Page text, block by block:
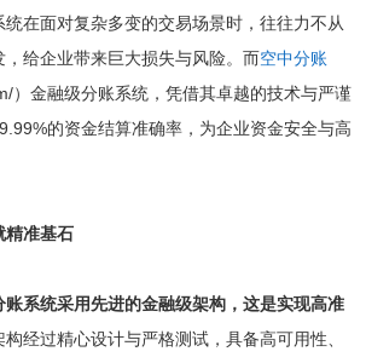
在面对复杂多变的交易场景时，往往力不从
给企业带来巨大损失与风险。而空中分账
）金融级分账系统，凭借其卓越的技术与严谨
的资金结算准确率，为企业资金安全与高
精准基石
账系统采用先进的金融级架构，这是实现高准
构经过精心设计与严格测试，具备高可用性、